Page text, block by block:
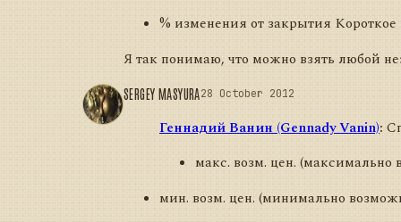
% изменения от закрытия
Я так понимаю, что можно взять любой
SERGEY MASYURA28 October 2012
Геннадий Ванин (Gennady Vanin):
макс. возм. цен.
мин. возм. цен. (минимально